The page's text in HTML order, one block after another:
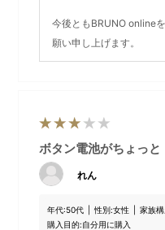
今後ともBRUNO online
願い申し上げます。
ボタン電池がちょっと
れん
年代:50代 性別:女性 家族
購入目的:自分用に購入